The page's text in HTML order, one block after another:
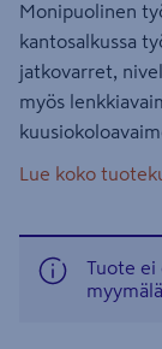
Monipuolinen
kantosalkussa
jatkovarret,
myös
Lue koko
Tuote ei